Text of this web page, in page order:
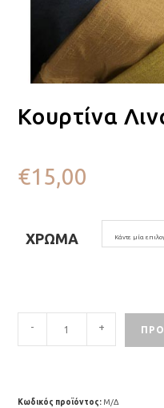
Κουρτίνα
€15,00
ΧΡΏΜΑ Κάντε μία
- +
Κωδικός προϊόντος: Μ/Δ